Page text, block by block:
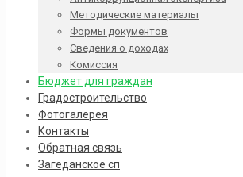
Методические материалы
Формы документов
Сведения о доходах
Комиссия
Бюджет для граждан
Градостроительство
Фотогалерея
Контакты
Обратная связь
Загеданское сп